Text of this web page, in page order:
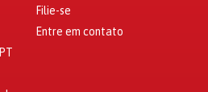
Filie-se
Entre em contato